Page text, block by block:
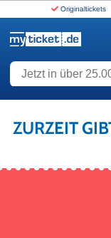
Originaltickets
Jetzt in über 25.000
ZURZEIT